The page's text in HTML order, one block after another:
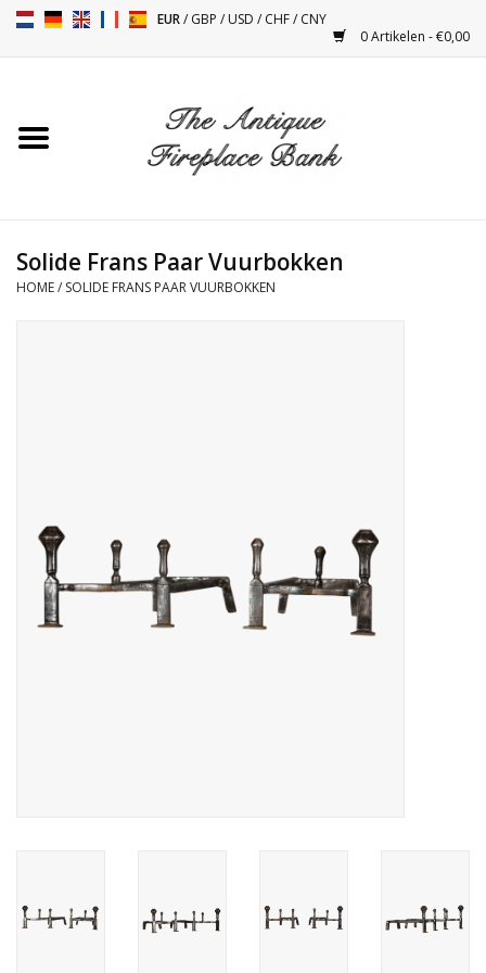
EUR/GBP /USD /CHF/CNY
0 Artikelen - €0,00
Toebehoren
Decoratieve Outdoor
Objecten
Vloeren - Steen, Terra Cotta
Solide Frans Paar Vuurbokken
HOME/ SOLIDE FRANS PAAR VUURBOKKEN